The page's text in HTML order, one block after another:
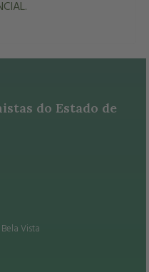
do Estado de
Bela Vista